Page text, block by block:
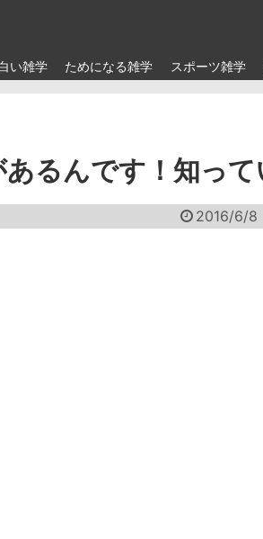
い雑学 ためになる雑学 スポーツ雑学
るんです！知って
2016/6/8